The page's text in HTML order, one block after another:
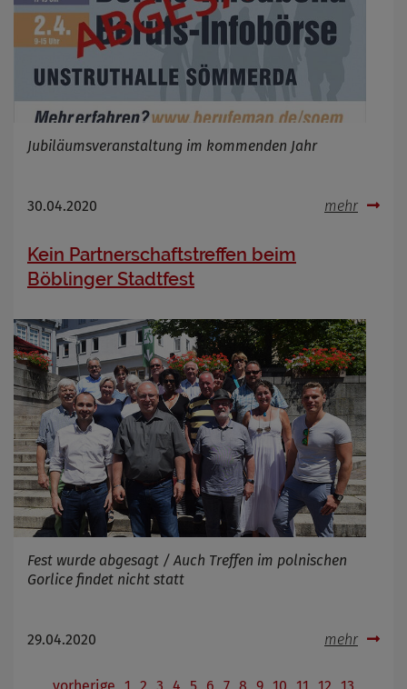
Jubiläumsveranstaltung im kommenden Jahr
30.04.2020 mehr
Kein Partnerschaftstreffen beim
Böblinger Stadtfest
Fest wurde abgesagt / Auch Treffen im polnischen
Gorlice findet nicht statt
29.04.2020 mehr